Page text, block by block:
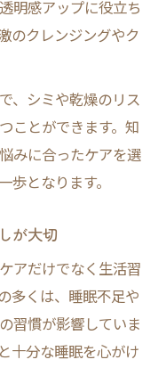
識を実践しよう
を見直す理由
肌の深い関係
肌習慣の工夫
手に補うコツ
スが不可欠
を摂るアイデア
習慣の取り入れ方
ない調理ポイント
まとめ
明感アップに役立ち
のクレンジングやク
、シミや乾燥のリス
ことができます。知
みに合ったケアを選
となります。
が大切
アだけでなく生活習
多くは、睡眠不足や
習慣が影響していま
十分な睡眠を心がけ